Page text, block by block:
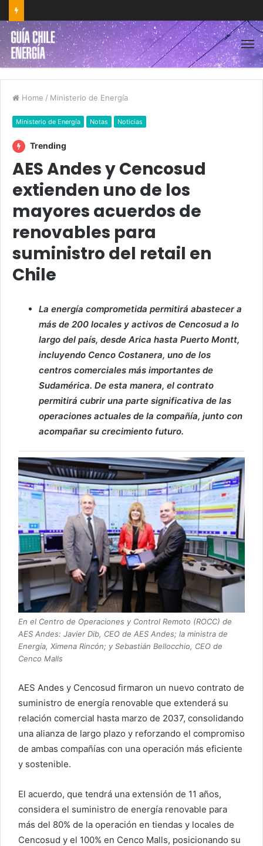
Home / Ministerio de Energía
Ministerio de Energía Notas Noticias
Trending
AES Andes y Cencosud
extienden uno de los
mayores acuerdos de
renovables para
suministro del retail en
Chile
La energía comprometida permitirá abastecer a
más de 200 locales y activos de Cencosud a lo
largo del país, desde Arica hasta Puerto Montt,
incluyendo Cenco Costanera, uno de los
centros comerciales más importantes de
Sudamérica. De esta manera, el contrato
permitirá cubrir una parte significativa de las
operaciones actuales de la compañía, junto con
acompañar su crecimiento futuro.
En el Centro de Operaciones y Control Remoto (ROCC) de
AES Andes: Javier Dib, CEO de AES Andes; la ministra de
Energía, Ximena Rincón; y Sebastián Bellocchio, CEO de
Cenco Malls
AES Andes y Cencosud firmaron un nuevo contrato de
suministro de energía renovable que extenderá su
relación comercial hasta marzo de 2037, consolidando
una alianza de largo plazo y reforzando el compromiso
de ambas compañías con una operación más eficiente
y sostenible.
El acuerdo, que tendrá una extensión de 11 años,
considera el suministro de energía renovable para
más del 80% de la operación en tiendas y locales de
Cencosud y el 100% en Cenco Malls, posicionando su